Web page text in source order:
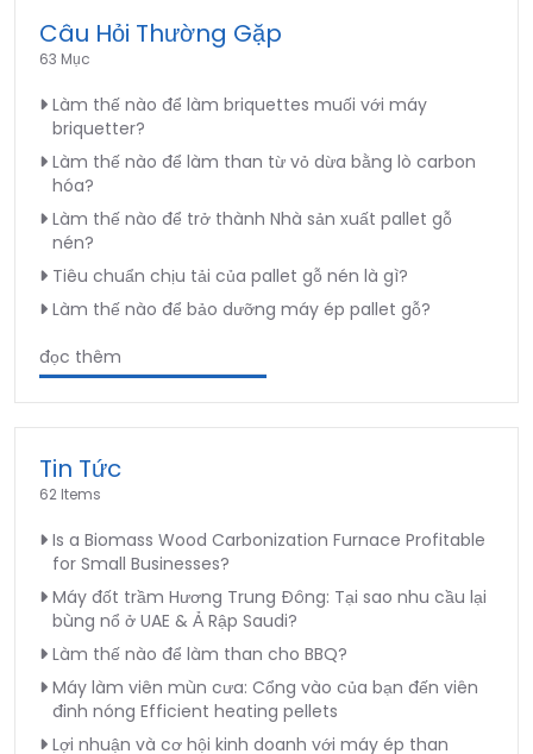
Câu Hỏi Thường Gặp
63 Mục
Làm thế nào để làm briquettes muối với máy
briquetter?
Làm thế nào để làm than từ vỏ dừa bằng lò carbon
hóa?
Làm thế nào để trở thành Nhà sản xuất pallet gỗ
nén?
Tiêu chuẩn chịu tải của pallet gỗ nén là gì?
Làm thế nào để bảo dưỡng máy ép pallet gỗ?
đọc thêm
Tin Tức
62 Items
Is a Biomass Wood Carbonization Furnace Profitable
for Small Businesses?
Máy đốt trầm Hương Trung Đông: Tại sao nhu cầu lại
bùng nổ ở UAE & Ả Rập Saudi?
Làm thế nào để làm than cho BBQ?
Máy làm viên mùn cưa: Cổng vào của bạn đến viên
đinh nóng Efficient heating pellets
Lợi nhuận và cơ hội kinh doanh với máy ép than